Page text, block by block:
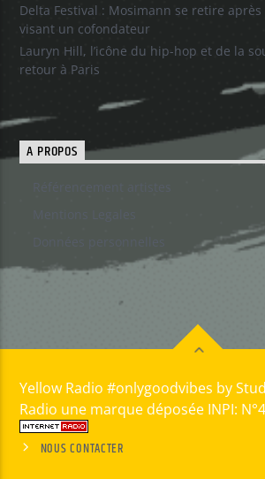
Delta Festival : Mosimann se retire
visant un cofondateur
Lauryn Hill, l’icône du hip-hop et de la
retour à Paris
A PROPOS
Yellow Radio #onlygoodvibes by
Radio une marque déposée INPI:
NOUS CONTACTER